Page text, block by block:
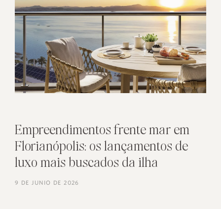
Empreendimentos frente mar em
Florianópolis: os lançamentos de
luxo mais buscados da ilha
9 DE JUNIO DE 2026